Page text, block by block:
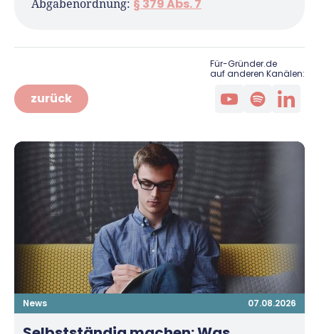
Abgabenordnung: § 379 Abs. 7
zurück
Für-Gründer.de
auf anderen Kanälen:
07.08.2026
News